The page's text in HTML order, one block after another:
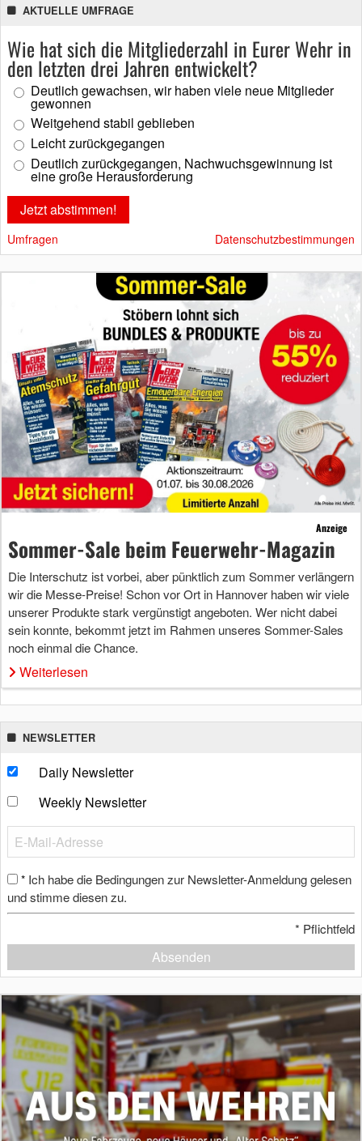
AKTUELLE UMFRAGE
Wie hat sich die Mitgliederzahl in Eurer Wehr in
den letzten drei Jahren entwickelt?
Deutlich gewachsen, wir haben viele neue Mitglieder
gewonnen
Weitgehend stabil geblieben
Leicht zurückgegangen
Deutlich zurückgegangen, Nachwuchsgewinnung ist
eine große Herausforderung
Umfragen Datenschutzbestimmungen
Anzeige
Sommer-Sale beim Feuerwehr-Magazin
Die Interschutz ist vorbei, aber pünktlich zum Sommer verlängern
wir die Messe-Preise! Schon vor Ort in Hannover haben wir viele
unserer Produkte stark vergünstigt angeboten. Wer nicht dabei
sein konnte, bekommt jetzt im Rahmen unseres Sommer-Sales
noch einmal die Chance.
Weiterlesen
NEWSLETTER
Daily Newsletter
Weekly Newsletter
* Ich habe die Bedingungen zur Newsletter-Anmeldung gelesen
und stimme diesen zu.
* Pflichtfeld
Absenden